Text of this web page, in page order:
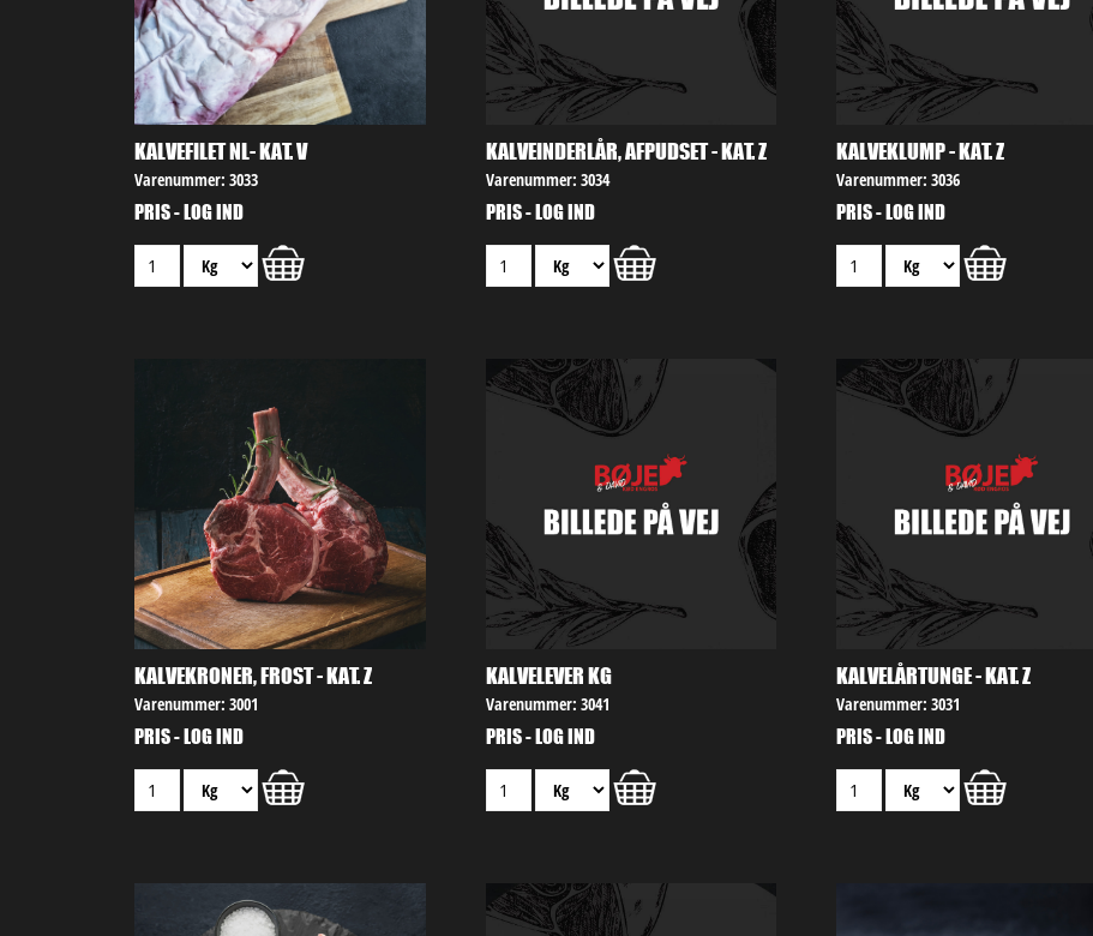
KALVEFILET NL- KAT. V
Varenummer: 3033
PRIS - LOG IND
KALVEINDERLÅR, AFPUDSET - KAT. Z
Varenummer: 3034
PRIS - LOG IND
KALVEKLUMP - KAT. Z
Varenummer: 3036
PRIS - LOG IND
KALVEKRONER, FROST - KAT. Z
Varenummer: 3001
PRIS - LOG IND
KALVELEVER KG
Varenummer: 3041
PRIS - LOG IND
KALVELÅRTUNGE - KAT. Z
Varenummer: 3031
PRIS - LOG IND